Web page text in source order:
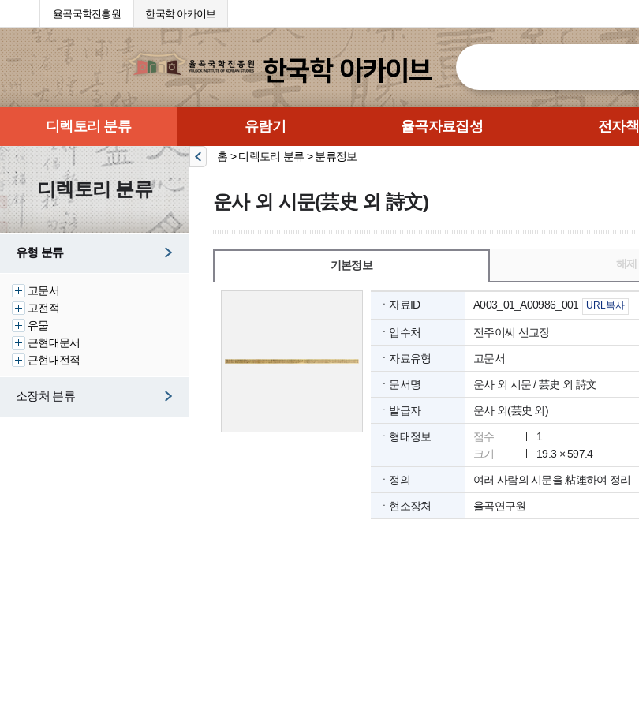
율곡국학진흥원 한국학 아카이브
디렉토리 분류 유람기 율곡자료집성 전자책
디렉토리 분류
유형 분류
고문서
고전적
유물
근현대문서
근현대전적
소장처 분류
홈 > 디렉토리 분류 > 분류정보
운사 외 시문(芸史 외 詩文)
기본정보 해제
ㆍ자료ID A003_01_A00986_001 URL복사
ㆍ입수처 전주이씨 선교장
ㆍ자료유형 고문서
ㆍ문서명 운사 외 시문 / 芸史 외 詩文
ㆍ발급자 운사 외(芸史 외)
ㆍ형태정보 점수
1
크기
19.3 × 597.4
ㆍ정의 여러 사람의 시문을 粘連하여 정리
ㆍ현소장처 율곡연구원